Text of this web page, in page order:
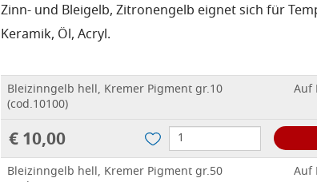
Zinn- und Bleigelb, Zitronengelb eignet sich für
Keramik, Öl, Acryl.
Bleizinngelb hell, Kremer Pigment gr.10
(cod.10100)
Auf
€ 10,00
Bleizinngelb hell, Kremer Pigment gr.50
Auf